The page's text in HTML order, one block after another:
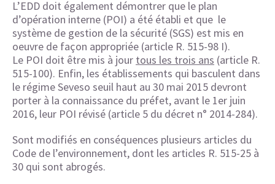
L’EDD doit également démontrer que le plan
d’opération interne (POI) a été établi et que le
système de gestion de la sécurité (SGS) est mis en
oeuvre de façon appropriée (article R. 515-98 I).
Le POI doit être mis à jour tous les trois ans (article R.
515-100). Enfin, les établissements qui basculent dans
le régime Seveso seuil haut au 30 mai 2015 devront
porter à la connaissance du préfet, avant le 1er juin
2016, leur POI révisé (article 5 du décret n° 2014-284).
Sont modifiés en conséquences plusieurs articles du
Code de l’environnement, dont les articles R. 515-25 à
30 qui sont abrogés.